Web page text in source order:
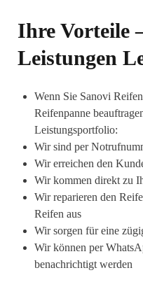
Ihre Vorteile
Leistungen
Wenn Sie Sanovi
Reifenpanne
Leistungsportfolio:
Wir sind per
Wir erreichen den
Wir kommen direkt zu
Wir reparieren den
Reifen aus
Wir sorgen für eine
Wir können per
benachrichtigt werden